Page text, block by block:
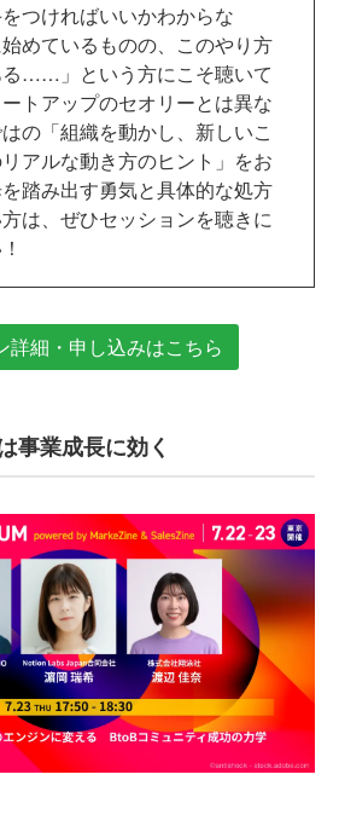
つければいいかわからな
めているものの、このやり方
る……」という方にこそ聴いて
トアップのセオリーとは異な
の「組織を動かし、新しいこ
アルな動き方のヒント」をお
踏み出す勇気と具体的な処方
は、ぜひセッションを聴きに
詳細・申し込みはこちら
事業成長に効く